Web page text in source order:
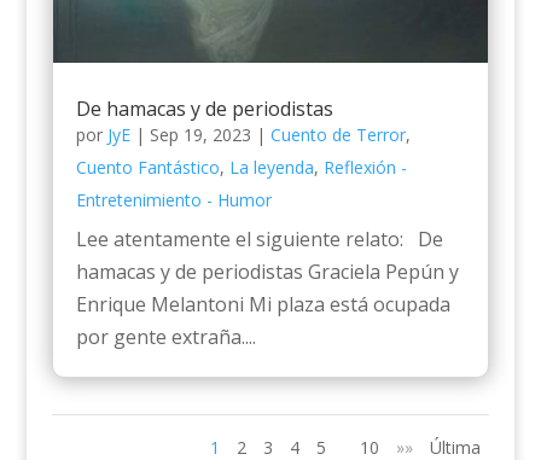
De hamacas y de periodistas
por JyE| Sep 19, 2023 | Cuento de Terror,
Cuento Fantástico, La leyenda, Reflexión -
Entretenimiento - Humor
Lee atentamente el siguiente relato: De
hamacas y de periodistas Graciela Pepún y
Enrique Melantoni Mi plaza está ocupada
por gente extraña....
1 2 3 4 5 10 »» Última